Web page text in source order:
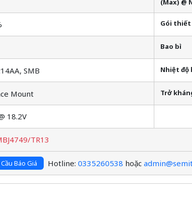
(Max) @
Gói thiết
Bao bì
SMB Nhiệt độ
Mount Trở
18.2V
TR13
Báo Giá Hotline: 0335260538 hoặc